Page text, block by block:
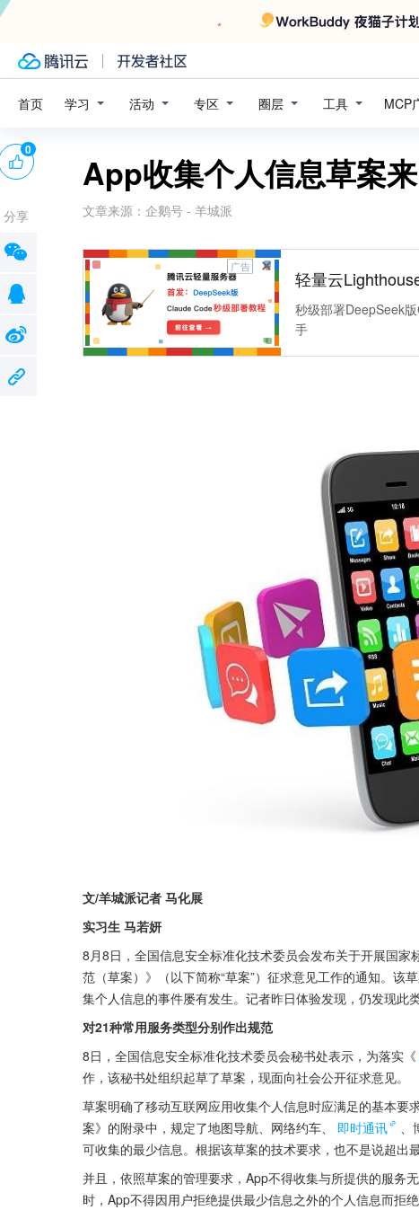
首页 学习 活动 专区 圈层 工具 MCP
App收集个人信息草案
文章来源： 企鹅号 - 羊城派
广告
轻量云
秒级部署DeepSeek
手
文/羊城派记者 马化展
实习生 马若妍
8月8日，全国信息安全标准化技术委员会发布关于开展国
范（草案）》（以下简称“草案”）征求意见工作的通知。该
集个人信息的事件屡有发生。记者昨日体验发现，仍发现此类
对21种常用服务类型分别作出规范
8日，全国信息安全标准化技术委员会秘书处表示，为落实《
作，该秘书处组织起草了草案，现面向社会公开征求意见。
草案明确了移动互联网应用收集个人信息时应满足的基本
案》的附录中，规定了地图导航、网络约车、
即时通讯
可收集的最少信息。根据该草案的技术要求，也不是说超出
并且，依照草案的管理要求，App不得收集与所提供的服务
时，App不得因用户拒绝提供最少信息之外的个人信息而拒
0
分享